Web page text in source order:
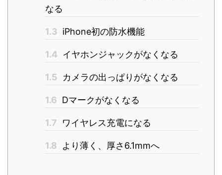
なる
1.3 iPhone初の防水機能
1.4 イヤホンジャックがなくなる
1.5 カメラの出っぱりがなくなる
1.6 Dマークがなくなる
1.7 ワイヤレス充電になる
1.8 より薄く、厚さ6.1mmへ